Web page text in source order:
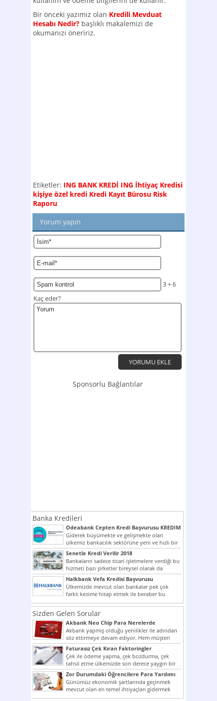
Bir önceki yazımız olan Kredili Mevduat
Hesabı Nedir? başlıklı makalemizi de
okumanızı öneririz.
Etiketler: ING BANK KREDİ ING İhtiyaç Kredisi
kişiye özel kredi Kredi Kayıt Bürosu Risk
Raporu
Yorum yapın
3 + 6
Kaç eder?
Sponsorlu Bağlantılar
Banka Kredileri
Odeabank Cepten Kredi Başvurusu KREDIM
8444
Giderek büyümekte ve gelişmekte olan
ülkemiz bankacılık sektörüne yeni ve hızlı bir
giriş yapmış olan...
Senetle Kredi Verilir 2018
Bankaların sadece ticari işletmelere verdiği bu
hizmeti bazı şirketler bireysel olarak da
vermektedir. Senetle kredi...
Halkbank Vefa Kredisi Başvurusu
Ülkemizde mevcut olan bankalar pek çok
farklı kesime hitap etmek ile beraber bu
noktada son...
Sizden Gelen Sorular
Akbank Neo Chip Para Nerelerde
Kullanılır?
Akbank yapmış olduğu yenilikler ile adından
söz ettirmeye devam ediyor. Hem müşteri
potansiyelini arttırmak hem...
Faturasız Çek Kıran Faktoringler
Çek ile ödeme yapma, çek bozdurma, çek
tahsil etme ülkemizde son derece yaygın bir
şekilde...
Zor Durumdaki Öğrencilere Para Yardımı
Günümüz ekonomik şartlarında geçinmek
mevcut olan en temel ihtiyaçları gidermek
dahi son derece zor olmak...